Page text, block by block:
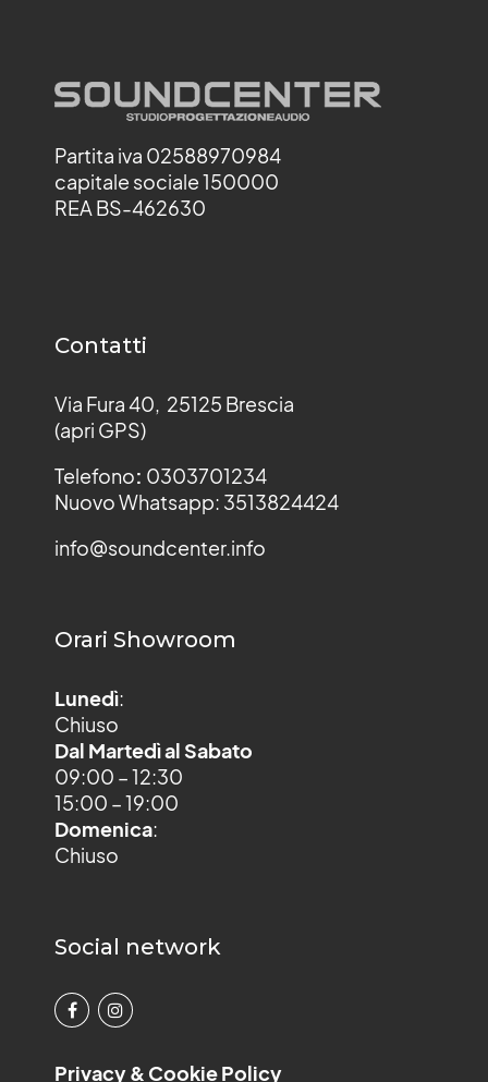
Partita iva 02588970984
capitale sociale 150000
REA BS-462630
Contatti
Via Fura 40, 25125 Brescia
(apri GPS)
Telefono: 0303701234
Nuovo Whatsapp: 3513824424
info@soundcenter.info
Orari Showroom
Lunedì:
Chiuso
Dal Martedì al Sabato
09:00 – 12:30
15:00 – 19:00
Domenica:
Chiuso
Social network
Privacy & Cookie Policy